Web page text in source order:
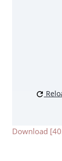
Download